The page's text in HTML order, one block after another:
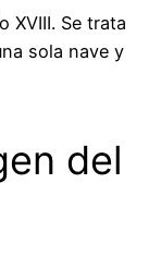
XVIII. Se trata
sola nave y
del